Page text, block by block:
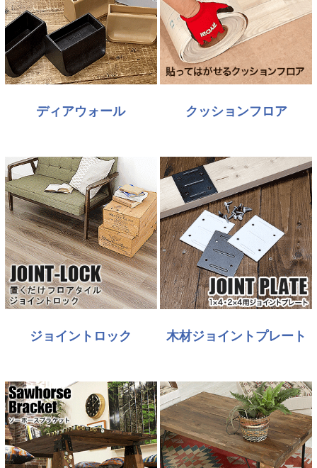
ディアウォール クッションフロア
ジョイントロック 木材ジョイントプレート